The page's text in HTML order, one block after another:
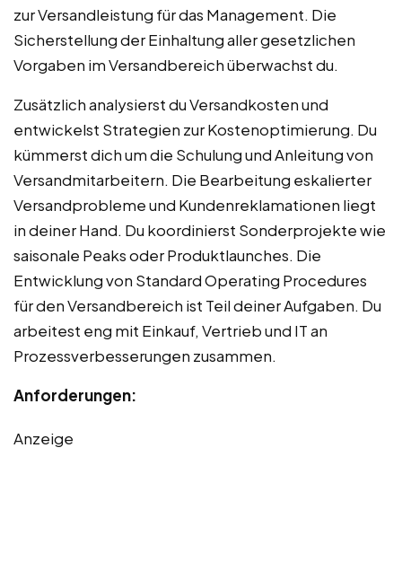
zur Versandleistung für das Management. Die
Sicherstellung der Einhaltung aller gesetzlichen
Vorgaben im Versandbereich überwachst du.
Zusätzlich analysierst du Versandkosten und
entwickelst Strategien zur Kostenoptimierung. Du
kümmerst dich um die Schulung und Anleitung von
Versandmitarbeitern. Die Bearbeitung eskalierter
Versandprobleme und Kundenreklamationen liegt
in deiner Hand. Du koordinierst Sonderprojekte wie
saisonale Peaks oder Produktlaunches. Die
Entwicklung von Standard Operating Procedures
für den Versandbereich ist Teil deiner Aufgaben. Du
arbeitest eng mit Einkauf, Vertrieb und IT an
Prozessverbesserungen zusammen.
Anforderungen:
Anzeige